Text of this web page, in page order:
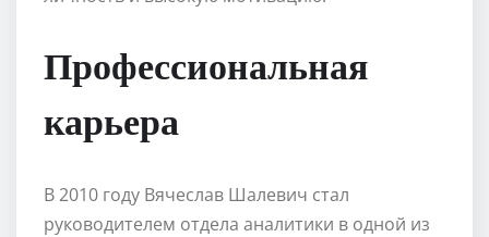
Профессиональная
карьера
В 2010 году Вячеслав Шалевич стал
руководителем отдела аналитики в одной из